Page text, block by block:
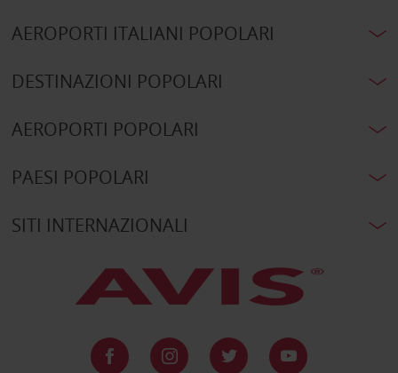
AEROPORTI ITALIANI POPOLARI
DESTINAZIONI POPOLARI
AEROPORTI POPOLARI
PAESI POPOLARI
SITI INTERNAZIONALI